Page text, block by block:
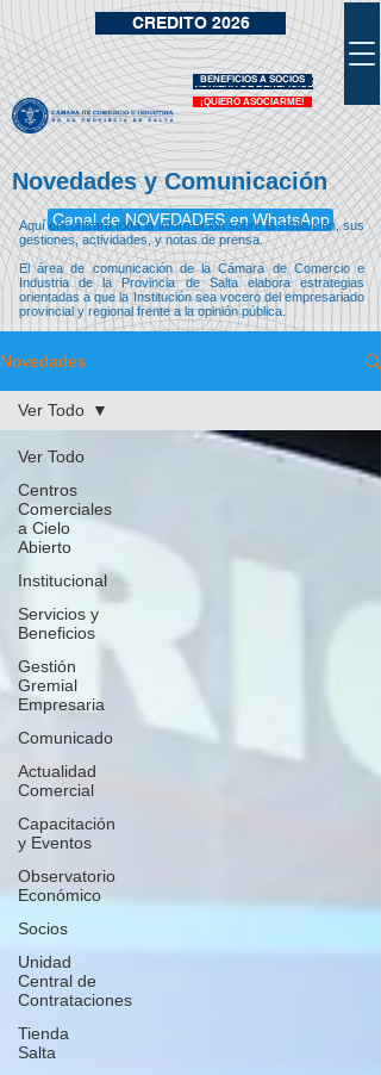
¡QUIERO ASOCIARME!
VIDRIERA DE BENEFICIOS
BENEFICIOS A SOCIOS
CREDITO 2026
Novedades y Comunicación
Canal de NOVEDADES en WhatsApp
Aquí encontrará toda la información sobre la institución, sus
gestiones, actividades, y notas de prensa.
El área de comunicación de la Cámara de Comercio e
Industria de la Provincia de Salta elabora estrategias
orientadas a que la Institución sea vocero del empresariado
provincial y regional frente a la opinión pública.
Novedades
Ver Todo
Centros
Comerciales
a Cielo
Abierto
Institucional
Servicios y
Beneficios
Gestión
Gremial
Empresaria
Comunicado
Actualidad
Comercial
Capacitación
y Eventos
Observatorio
Económico
Socios
Unidad
Central de
Contrataciones
Tienda
Salta
Ver Todo